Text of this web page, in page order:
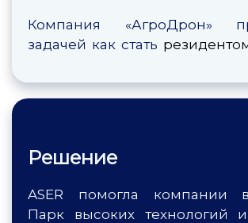
Компания «АгроДрон»
задачей как стать
Решение
ASER помогла компании
Парк высоких технологий